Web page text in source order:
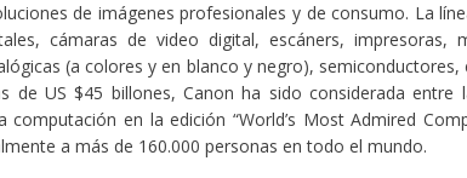
de imágenes profesionales y de consumo. La
cámaras de video digital, escáners, impresoras,
(a colores y en blanco y negro),
de US $45 billones, Canon ha sido considerada
computación en la edición “World’s Most Admired
a más de 160.000 personas en todo el mundo.